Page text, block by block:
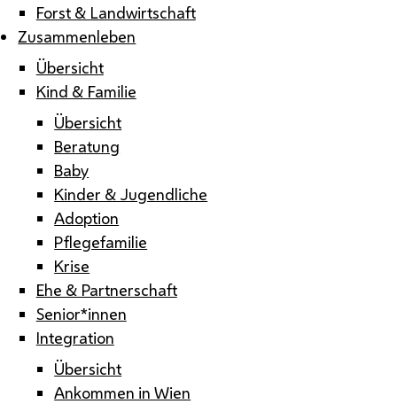
Forst & Landwirtschaft
Zusammenleben
Übersicht
Kind & Familie
Übersicht
Beratung
Baby
Kinder & Jugendliche
Adoption
Pflegefamilie
Krise
Ehe & Partnerschaft
Senior*innen
Integration
Übersicht
Ankommen in Wien